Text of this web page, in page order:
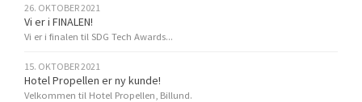
26. OKTOBER 2021
Vi er i FINALEN!
Vi er i finalen til SDG Tech Awards...
15. OKTOBER 2021
Hotel Propellen er ny kunde!
Velkommen til Hotel Propellen, Billund.